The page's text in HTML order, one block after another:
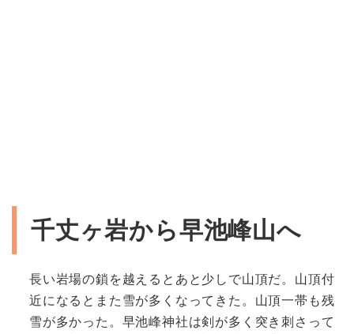
千丈ヶ岩から早池峰山へ
長い岩場の鎖を越えるとあと少しで山頂だ。山頂付
近になるとまた雪が多くなってきた。山頂一帯も残
雪が多かった。早池峰神社は剣が多く突き刺さって